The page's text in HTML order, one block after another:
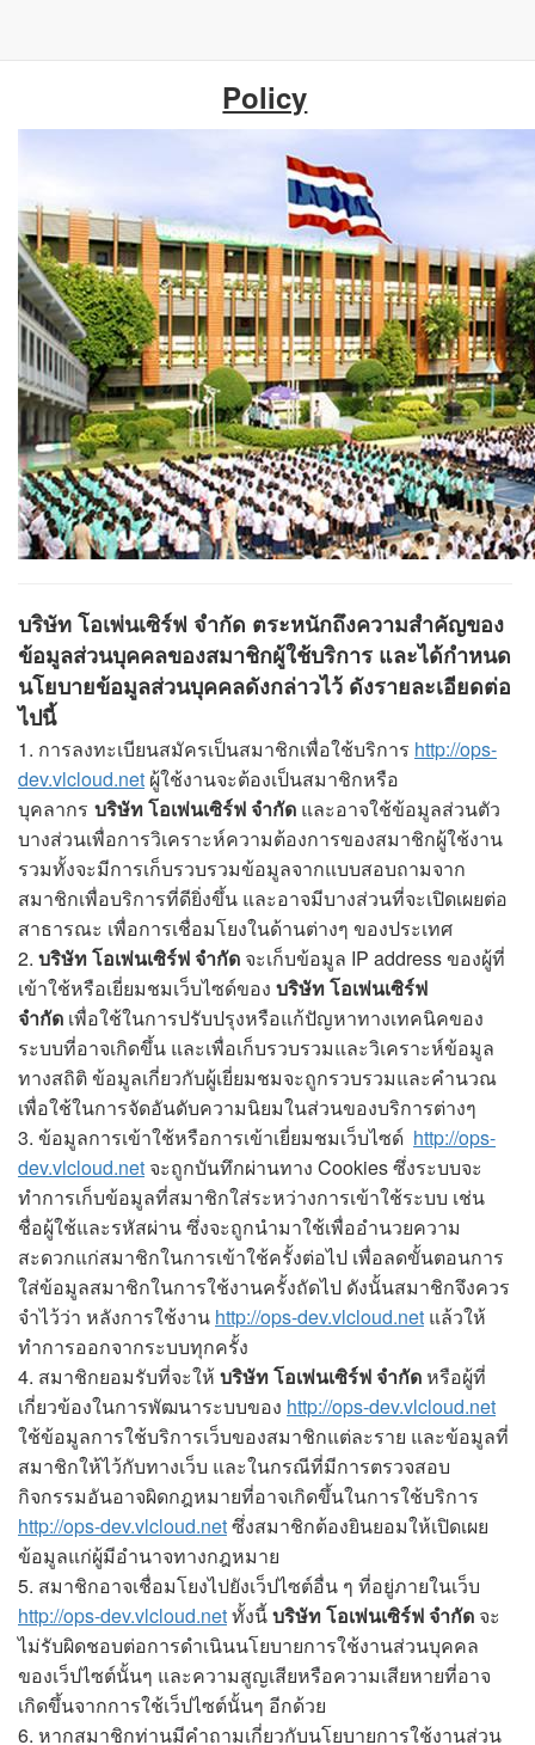
Policy
บริษัท โอเพ่นเซิร์ฟ จำกัด ตระหนักถึงความสำคัญของ
ข้อมูลส่วนบุคคลของสมาชิกผู้ใช้บริการ และได้กำหนด
นโยบายข้อมูลส่วนบุคคลดังกล่าวไว้ ดังรายละเอียดต่อ
ไปนี้
1. การลงทะเบียนสมัครเป็นสมาชิกเพื่อใช้บริการ http://ops-
dev.vlcloud.net ผู้ใช้งานจะต้องเป็นสมาชิกหรือ
บุคลากร บริษัท โอเพ่นเซิร์ฟ จำกัด และอาจใช้ข้อมูลส่วนตัว
บางส่วนเพื่อการวิเคราะห์ความต้องการของสมาชิกผู้ใช้งาน
รวมทั้งจะมีการเก็บรวบรวมข้อมูลจากแบบสอบถามจาก
สมาชิกเพื่อบริการที่ดียิ่งขึ้น และอาจมีบางส่วนที่จะเปิดเผยต่อ
สาธารณะ เพื่อการเชื่อมโยงในด้านต่างๆ ของประเทศ
2. บริษัท โอเพ่นเซิร์ฟ จำกัด จะเก็บข้อมูล IP address ของผู้ที่
เข้าใช้หรือเยี่ยมชมเว็บไซด์ของ บริษัท โอเพ่นเซิร์ฟ
จำกัด เพื่อใช้ในการปรับปรุงหรือแก้ปัญหาทางเทคนิคของ
ระบบที่อาจเกิดขึ้น และเพื่อเก็บรวบรวมและวิเคราะห์ข้อมูล
ทางสถิติ ข้อมูลเกี่ยวกับผู้เยี่ยมชมจะถูกรวบรวมและคำนวณ
เพื่อใช้ในการจัดอันดับความนิยมในส่วนของบริการต่างๆ
3. ข้อมูลการเข้าใช้หรือการเข้าเยี่ยมชมเว็บไซด์ http://ops-
dev.vlcloud.net จะถูกบันทึกผ่านทาง Cookies ซึ่งระบบจะ
ทำการเก็บข้อมูลที่สมาชิกใส่ระหว่างการเข้าใช้ระบบ เช่น
ชื่อผู้ใช้และรหัสผ่าน ซึ่งจะถูกนำมาใช้เพื่ออำนวยความ
สะดวกแก่สมาชิกในการเข้าใช้ครั้งต่อไป เพื่อลดขั้นตอนการ
ใส่ข้อมูลสมาชิกในการใช้งานครั้งถัดไป ดังนั้นสมาชิกจึงควร
จำไว้ว่า หลังการใช้งาน http://ops-dev.vlcloud.net แล้วให้
ทำการออกจากระบบทุกครั้ง
4. สมาชิกยอมรับที่จะให้บริษัท โอเพ่นเซิร์ฟ จำกัดหรือผู้ที่
เกี่ยวข้องในการพัฒนาระบบของ http://ops-dev.vlcloud.net
ใช้ข้อมูลการใช้บริการเว็บของสมาชิกแต่ละราย และข้อมูลที่
สมาชิกให้ไว้กับทางเว็บ และในกรณีที่มีการตรวจสอบ
กิจกรรมอันอาจผิดกฎหมายที่อาจเกิดขึ้นในการใช้บริการ
http://ops-dev.vlcloud.netซึ่งสมาชิกต้องยินยอมให้เปิดเผย
ข้อมูลแก่ผู้มีอำนาจทางกฎหมาย
5. สมาชิกอาจเชื่อมโยงไปยังเว็ปไซต์อื่น ๆ ที่อยู่ภายในเว็บ
http://ops-dev.vlcloud.netทั้งนี้บริษัท โอเพ่นเซิร์ฟ จำกัด จะ
ไม่รับผิดชอบต่อการดำเนินนโยบายการใช้งานส่วนบุคคล
ของเว็ปไซต์นั้นๆ และความสูญเสียหรือความเสียหายที่อาจ
เกิดขึ้นจากการใช้เว็ปไซต์นั้นๆ อีกด้วย
6. หากสมาชิกท่านมีคำถามเกี่ยวกับนโยบายการใช้งานส่วน